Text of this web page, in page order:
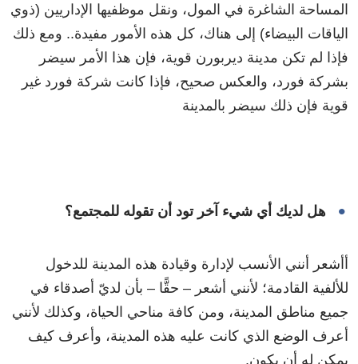
المساحة الشاغرة في المول، ونقل موظفيها الإداريين (ذوي
الياقات البيضاء) إلى هناك، كل هذه الأمور مفيدة.. ومع ذلك
فإذا لم تكن مدينة ديربورن قوية، فإن هذا الأمر سيضر
بشركة فورد، والعكس صحيح، فإذا كانت شركة فورد غير
قوية فإن ذلك سيضر بالمدينة
هل لديك أي شيء آخر تود أن تقوله للمجتمع؟
أأشعر أنني الأنسب لإدارة وقيادة هذه المدينة للدخول
للألفية القادمة؛ لأنني أشعر – حقًّا – بأن لديّ أصدقاء في
جميع مناطق المدينة، ومن كافة مناحي الحياة، وكذلك لأنني
أعرف الوضع الذي كانت عليه هذه المدينة، وأعرف كيف
يمكن له أن يكون.